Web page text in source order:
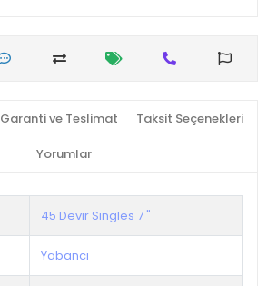
Garanti ve Teslimat Taksit Seçenekleri
Yorumlar
45 Devir Singles 7 "
Yabancı